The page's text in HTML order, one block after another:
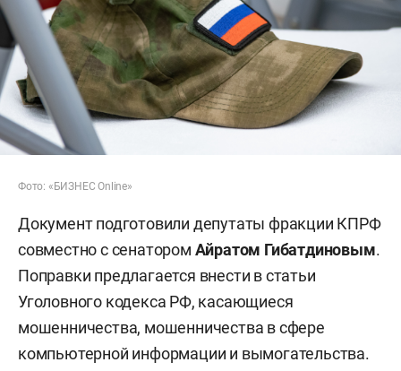
Фото: «БИЗНЕС Online»
Документ подготовили депутаты фракции КПРФ
совместно с сенатором Айратом Гибатдиновым.
Поправки предлагается внести в статьи
Уголовного кодекса РФ, касающиеся
мошенничества, мошенничества в сфере
компьютерной информации и вымогательства.